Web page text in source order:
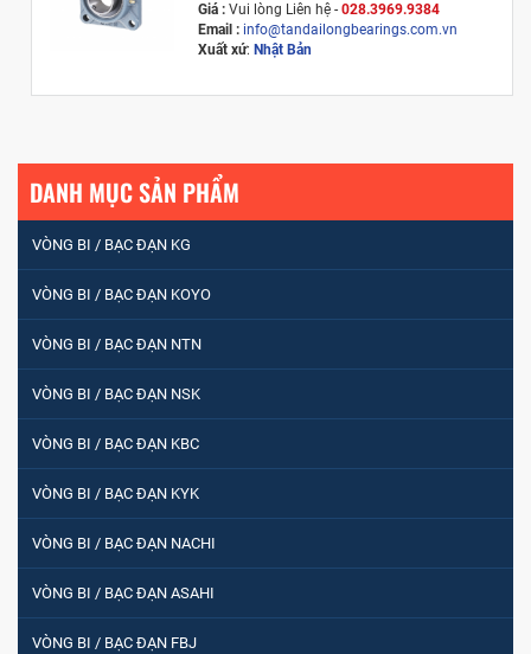
Giá :Vui lòng Liên hệ - 028.3969.9384
Email : info@tandailongbearings.com.vn
Xuất xứ: Nhật Bản
DANH MỤC SẢN PHẨM
VÒNG BI / BẠC ĐẠN KG
VÒNG BI / BẠC ĐẠN KOYO
VÒNG BI / BẠC ĐẠN NTN
VÒNG BI / BẠC ĐẠN NSK
VÒNG BI / BẠC ĐẠN KBC
VÒNG BI / BẠC ĐẠN KYK
VÒNG BI / BẠC ĐẠN NACHI
VÒNG BI / BẠC ĐẠN ASAHI
VÒNG BI / BẠC ĐẠN FBJ